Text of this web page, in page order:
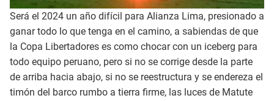
Será el 2024 un año difícil para Alianza Lima, presionado a
ganar todo lo que tenga en el camino, a sabiendas de que
la Copa Libertadores es como chocar con un iceberg para
todo equipo peruano, pero si no se corrige desde la parte
de arriba hacia abajo, si no se reestructura y se endereza el
timón del barco rumbo a tierra firme, las luces de Matute